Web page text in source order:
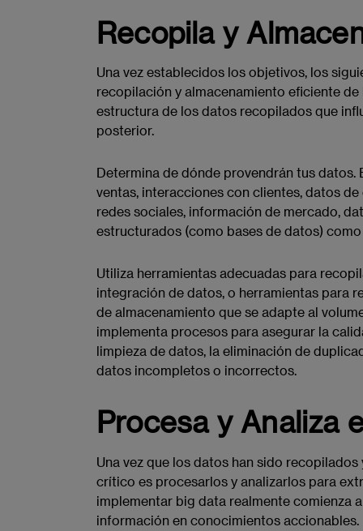
Recopila y
Una vez establecidos los objetivos, los
recopilación y almacenamiento eficiente
estructura de los datos recopilados que
posterior.
Determina de dónde provendrán tus
ventas, interacciones con clientes, datos
redes sociales, información de mercado,
estructurados (como bases de datos)
Utiliza herramientas adecuadas para
integración de datos, o herramientas para
de almacenamiento que se adapte al
implementa procesos para asegurar la
limpieza de datos, la eliminación de
datos incompletos o incorrectos.
Procesa y Analiza
Una vez que los datos han sido
crítico es procesarlos y analizarlos para
implementar big data realmente comienza
información en conocimientos accionables.